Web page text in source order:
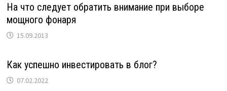
На что следует обратить внимание при выборе
мощного фонаря
15.09.2013
Как успешно инвестировать в блог?
07.02.2022